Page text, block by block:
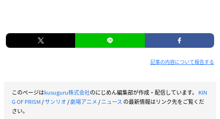
記事の内容について報告する
このページはkusuguru株式会社のにじめん編集部が作成・配信しています。 KIN
G OF PRISM/サンリオ/劇場アニメ/ニュース の最新情報はリンク先をご覧くだ
さい。